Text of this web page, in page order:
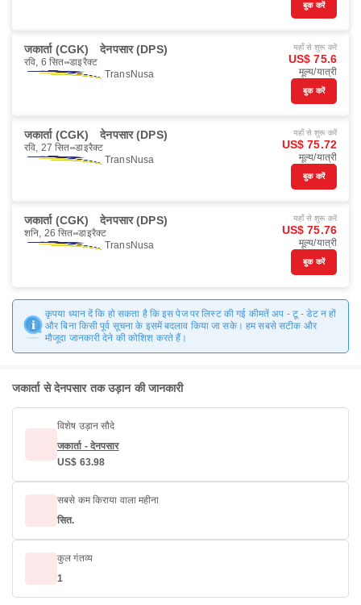
बुक करें
जकार्ता (CGK) देनपसार (DPS)
रवि, 6 सित॰ डाइरैक्ट
TransNusa
यहाँ से शुरू करें
US$ 75.6
मूल्य/यात्री
बुक करें
जकार्ता (CGK) देनपसार (DPS)
रवि, 27 सित॰ डाइरैक्ट
TransNusa
यहाँ से शुरू करें
US$ 75.72
मूल्य/यात्री
बुक करें
जकार्ता (CGK) देनपसार (DPS)
शनि, 26 सित॰ डाइरैक्ट
TransNusa
यहाँ से शुरू करें
US$ 75.76
मूल्य/यात्री
बुक करें
कृपया ध्यान दें कि हो सकता है कि इस पेज पर लिस्ट की गई कीमतें अप - टू - डेट न हों
और बिना किसी पूर्व सूचना के इसमें बदलाव किया जा सके। हम सबसे सटीक और
मौजूदा जानकारी देने की कोशिश करते हैं।
जकार्ता से देनपसार तक उड़ान की जानकारी
विशेष उड़ान सौदे
जकार्ता - देनपसार
US$ 63.98
सबसे कम किराया वाला महीना
सित.
कुल गंतव्य
1